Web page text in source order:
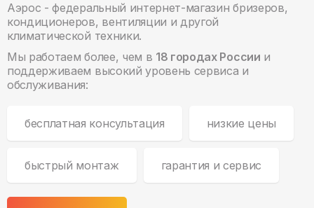
Аэрос - федеральный интернет-магазин бризеров,
кондиционеров, вентиляции и другой
климатической техники.
Мы работаем более, чем в 18 городах России и
поддерживаем высокий уровень сервиса и
обслуживания:
бесплатная консультация низкие цены
быстрый монтаж гарантия и сервис